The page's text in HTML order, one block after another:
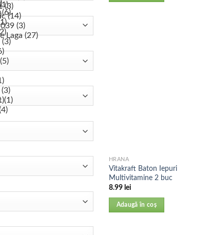
HRANA
Vitakraft Baton Iepuri
Multivitamine 2 buc
8.99 lei
Adaugă în coș